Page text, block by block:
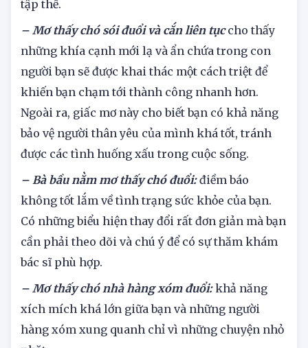
hoạt bát, sẵn sàng tham gia các hoạt động xã hội
tập thể.
– Mơ thấy chó sói đuổi và cắn liên tục cho thấy
những khía cạnh mới lạ và ẩn chứa trong con
người bạn sẽ được khai thác một cách triệt để
khiến bạn chạm tới thành công nhanh hơn.
Ngoài ra, giấc mơ này cho biết bạn có khả năng
bảo vệ người thân yêu của mình khá tốt, tránh
được các tình huống xấu trong cuộc sống.
– Bà bầu nằm mơ thấy chó đuổi: điềm báo
không tốt lắm về tình trạng sức khỏe của bạn.
Có những biểu hiện thay đổi rất đơn giản mà bạn
cần phải theo dõi và chú ý để có sự thăm khám
bác sĩ phù hợp.
– Mơ thấy chó nhà hàng xóm đuổi:khả năng
xích mích khá lớn giữa bạn và những người